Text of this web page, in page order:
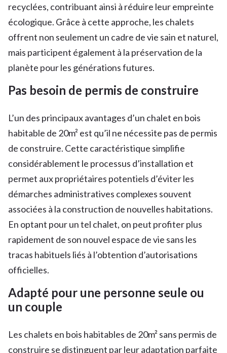
recyclées, contribuant ainsi à réduire leur empreinte
écologique. Grâce à cette approche, les chalets
offrent non seulement un cadre de vie sain et naturel,
mais participent également à la préservation de la
planète pour les générations futures.
Pas besoin de permis de construire
L’un des principaux avantages d’un chalet en bois
habitable de 20m² est qu’il ne nécessite pas de permis
de construire. Cette caractéristique simplifie
considérablement le processus d’installation et
permet aux propriétaires potentiels d’éviter les
démarches administratives complexes souvent
associées à la construction de nouvelles habitations.
En optant pour un tel chalet, on peut profiter plus
rapidement de son nouvel espace de vie sans les
tracas habituels liés à l’obtention d’autorisations
officielles.
Adapté pour une personne seule ou
un couple
Les chalets en bois habitables de 20m² sans permis de
construire se distinguent par leur adaptation parfaite